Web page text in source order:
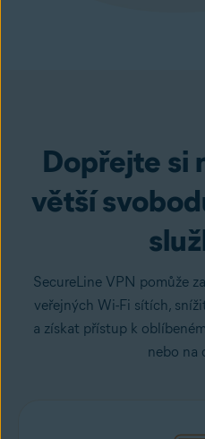
Dopřejte si
větší
SecureLine VPN pomůže
veřejných Wi-Fi sítích,
a získat přístup k
nebo na